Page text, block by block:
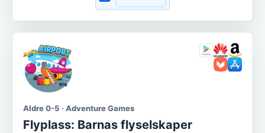
Aldre 0-5 · Adventure Games
Flyplass: Barnas flyselskaper